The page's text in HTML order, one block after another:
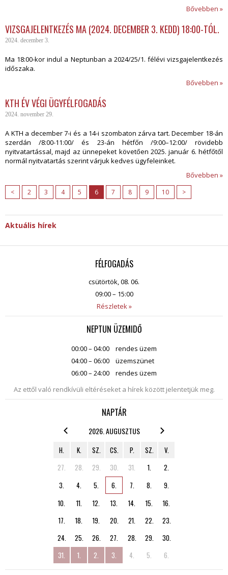
Bővebben »
VIZSGAJELENTKEZÉS MA (2024. DECEMBER 3. KEDD) 18:00-TÓL.
2024. december 3.
Ma 18:00-kor indul a Neptunban a 2024/25/1. félévi vizsgajelentkezés
időszaka.
Bővebben »
KTH ÉV VÉGI ÜGYFÉLFOGADÁS
2024. november 29.
A KTH a december 7-i és a 14-i szombaton zárva tart. December 18-án
szerdán /8:00-11:00/ és 23-án hétfőn /9:00–12:00/ rövidebb
nyitvatartással, majd az ünnepeket követően 2025. január 6. hétfőtől
normál nyitvatartás szerint várjuk kedves ügyfeleinket.
Bővebben »
< 2 3 4 5 6 7 8 9 10 >
Aktuális hírek
FÉLFOGADÁS
csütörtök, 08. 06.
09:00 – 15:00
Részletek »
NEPTUN ÜZEMIDŐ
00:00 – 04:00
rendes üzem
04:00 – 06:00
üzemszünet
06:00 – 24:00
rendes üzem
Az ettől való rendkívüli eltéréseket a hírek között jelentetjük meg.
NAPTÁR
2026. AUGUSZTUS
H. K. SZ. CS. P. SZ.
V.
27.
28. 29. 30. 31. 1.
2.
3.
4. 5. 6. 7. 8.
9.
10.
11. 12. 13. 14. 15.
16.
17.
18. 19. 20. 21. 22.
23.
24.
25. 26. 27. 28. 29.
30.
31.
1. 2. 3. 4. 5. 6.